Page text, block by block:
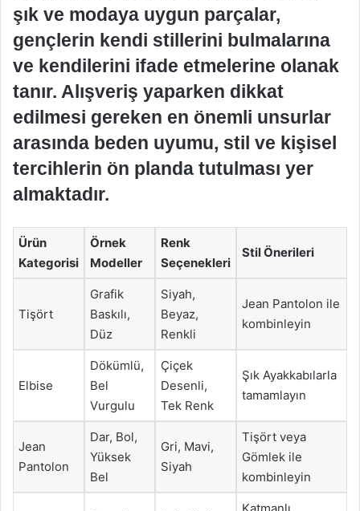
şık ve modaya uygun parçalar,
gençlerin kendi stillerini bulmalarına
ve kendilerini ifade etmelerine olanak
tanır. Alışveriş yaparken dikkat
edilmesi gereken en önemli unsurlar
arasında beden uyumu, stil ve kişisel
tercihlerin ön planda tutulması yer
almaktadır.
Ürün
Kategorisi
Örnek
Modeller
Renk
Seçenekleri
Stil Önerileri
Tişört
Grafik
Baskılı,
Düz
Siyah,
Beyaz,
Renkli
Jean Pantolon ile
kombinleyin
Elbise
Dökümlü,
Bel
Vurgulu
Çiçek
Desenli,
Tek Renk
Şık Ayakkabılarla
tamamlayın
Jean
Pantolon
Dar, Bol,
Yüksek
Bel
Gri, Mavi,
Siyah
Tişört veya
Gömlek ile
kombinleyin
Katmanlı